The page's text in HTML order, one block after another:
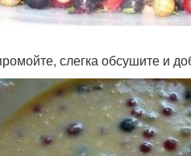
слегка обсушите и